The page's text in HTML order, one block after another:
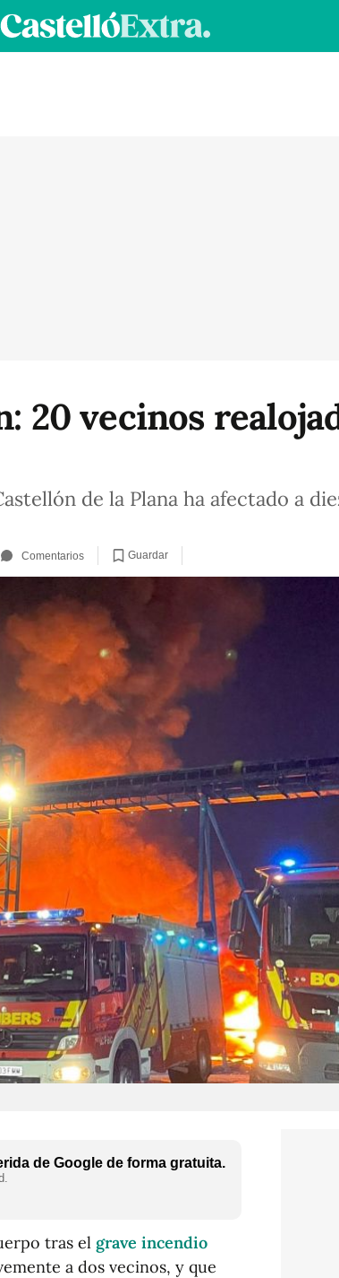
20 vecinos
de la Plana ha afectado a
Comentarios Guardar
de Google de forma gratuita.
tras el grave incendio
a dos vecinos, y que